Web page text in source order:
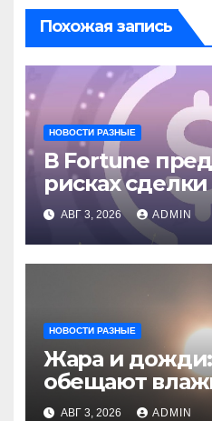
Похожая запись
НОВОСТИ РАЗНЫЕ
В Fortune
рисках
АВГ 3, 2026 ADMIN
НОВОСТИ РАЗНЫЕ
Жара и
обещают
августа
АВГ 3, 2026 ADMIN